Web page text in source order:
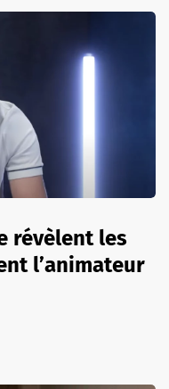
révèlent les
l’animateur